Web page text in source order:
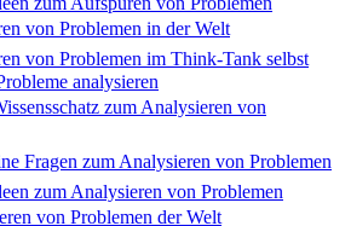
von Problemen in der Welt
von Problemen im Think-Tank selbst
analysieren
zum Analysieren von
Fragen zum Analysieren von Problemen
zum Analysieren von Problemen
von Problemen der Welt